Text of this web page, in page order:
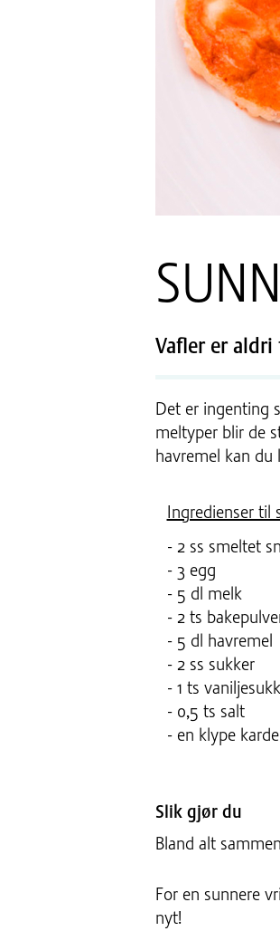
Vafler er
Det er ingenting
meltyper blir de
havremel kan du
Ingredienser til
- 2 ss smeltet
- 3 egg
- 5 dl melk
- 2 ts
- 5 dl havremel
- 2 ss sukker
- 1 ts
- 0,5 ts salt
- en klype
Slik gjør du
Bland alt
For en sunnere
nyt!